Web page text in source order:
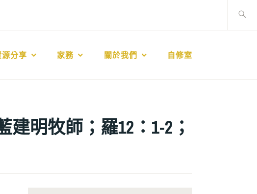
分享 家務 關於我們 自修室
建明牧師；羅12：1-2；